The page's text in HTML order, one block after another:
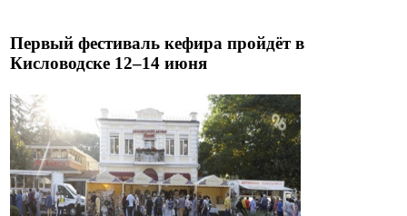
Первый фестиваль кефира пройдёт в
Кисловодске 12–14 июня